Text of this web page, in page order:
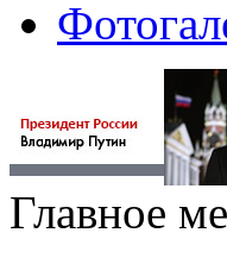
Главное